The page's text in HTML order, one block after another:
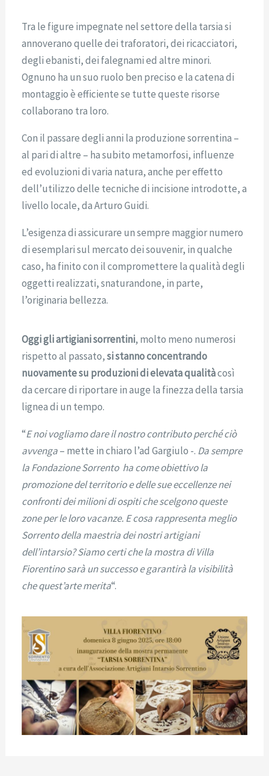
Tra le figure impegnate nel settore della tarsia si
annoverano quelle dei traforatori, dei ricacciatori,
degli ebanisti, dei falegnami ed altre minori.
Ognuno ha un suo ruolo ben preciso e la catena di
montaggio è efficiente se tutte queste risorse
collaborano tra loro.
Con il passare degli anni la produzione sorrentina –
al pari di altre – ha subito metamorfosi, influenze
ed evoluzioni di varia natura, anche per effetto
dell’utilizzo delle tecniche di incisione introdotte, a
livello locale, da Arturo Guidi.
L’esigenza di assicurare un sempre maggior numero
di esemplari sul mercato dei souvenir, in qualche
caso, ha finito con il compromettere la qualità degli
oggetti realizzati, snaturandone, in parte,
l’originaria bellezza.
Oggi gli artigiani sorrentini, molto meno numerosi
rispetto al passato,si stanno concentrando
nuovamente su produzioni di elevata qualitàcosì
da cercare di riportare in auge la finezza della tarsia
lignea di un tempo.
“E noi vogliamo dare il nostro contributo perché ciò
avvenga– mette in chiaro l’ad Gargiulo -. Da sempre
la Fondazione Sorrento ha come obiettivo la
promozione del territorio e delle sue eccellenze nei
confronti dei milioni di ospiti che scelgono queste
zone per le loro vacanze. E cosa rappresenta meglio
Sorrento della maestria dei nostri artigiani
dell’intarsio? Siamo certi che la mostra di Villa
Fiorentino sarà un successo e garantirà la visibilità
che quest’arte merita“.